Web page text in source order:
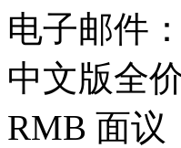
电子邮件
中文版全
RMB 面议